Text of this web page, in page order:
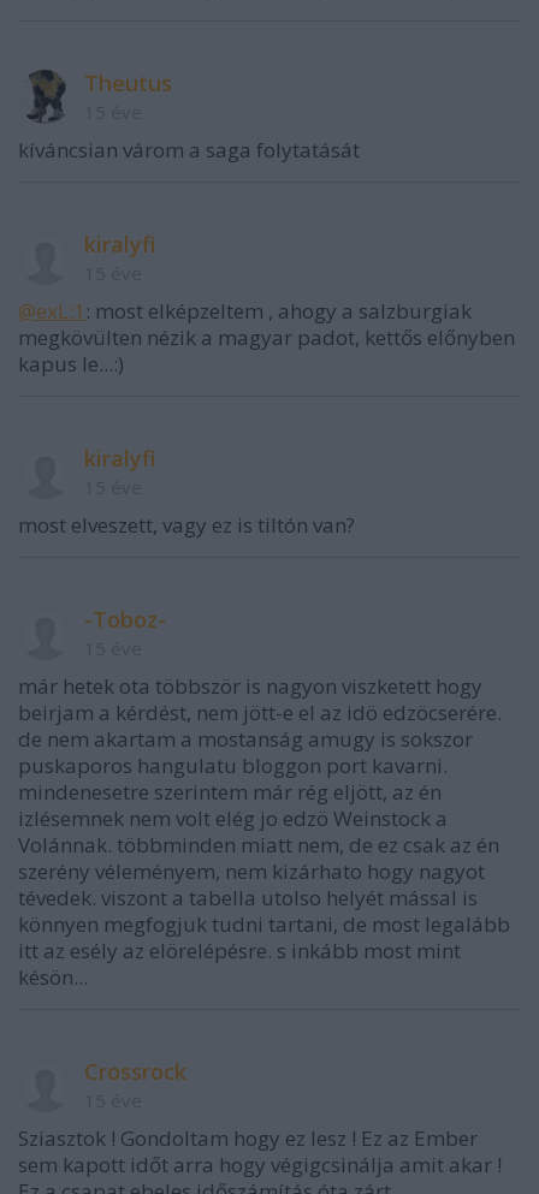
Theutus
kíváncsian várom a saga folytatását
kiralyfi
@exL:1 : most elképzeltem , ahogy a salzburgiak
megkövülten nézik a magyar padot, kettős előnyben
kapus le...:)
kiralyfi
most elveszett, vagy ez is tiltón van?
-Toboz-
már hetek ota többször is nagyon viszketett hogy
beirjam a kérdést, nem jött-e el az idö edzöcserére.
de nem akartam a mostanság amugy is sokszor
puskaporos hangulatu bloggon port kavarni.
mindenesetre szerintem már rég eljött, az én
izlésemnek nem volt elég jo edzö Weinstock a
Volánnak. többminden miatt nem, de ez csak az én
szerény véleményem, nem kizárhato hogy nagyot
tévedek. viszont a tabella utolso helyét mással is
könnyen megfogjuk tudni tartani, de most legalább
itt az esély az elörelépésre. s inkább most mint
késön...
Crossrock
Sziasztok ! Gondoltam hogy ez lesz ! Ez az Ember
sem kapott időt arra hogy végigcsinálja amit akar !